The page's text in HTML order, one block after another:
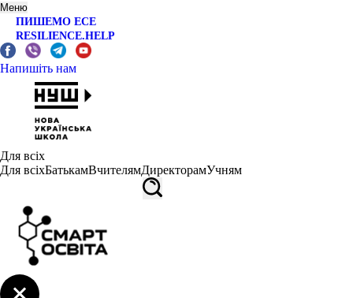
Меню
ПИШЕМО ЕСЕ
RESILIENCE.HELP
Напишіть нам
Для всіх
Для всіхБатькамВчителямДиректорамУчням